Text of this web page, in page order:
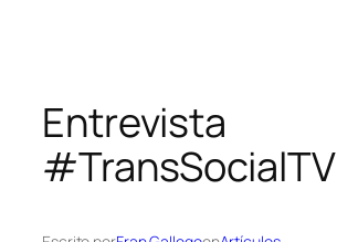
Entrevista
#TransSocialTV